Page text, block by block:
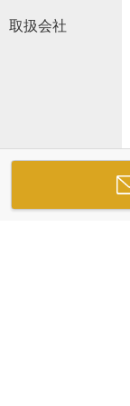
取扱会社